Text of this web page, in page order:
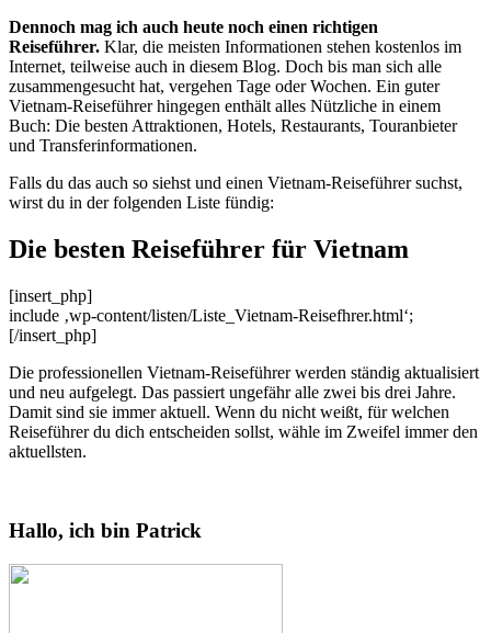
Dennoch mag ich auch heute noch einen richtigen
Reiseführer. Klar, die meisten Informationen stehen kostenlos im
Internet, teilweise auch in diesem Blog. Doch bis man sich alle
zusammengesucht hat, vergehen Tage oder Wochen. Ein guter
Vietnam-Reiseführer hingegen enthält alles Nützliche in einem
Buch: Die besten Attraktionen, Hotels, Restaurants, Touranbieter
und Transferinformationen.
Falls du das auch so siehst und einen Vietnam-Reiseführer suchst,
wirst du in der folgenden Liste fündig:
Die besten Reiseführer für Vietnam
[insert_php]
include ‚wp-content/listen/Liste_Vietnam-Reisefhrer.html‘;
[/insert_php]
Die professionellen Vietnam-Reiseführer werden ständig aktualisiert
und neu aufgelegt. Das passiert ungefähr alle zwei bis drei Jahre.
Damit sind sie immer aktuell. Wenn du nicht weißt, für welchen
Reiseführer du dich entscheiden sollst, wähle im Zweifel immer den
aktuellsten.
Hallo, ich bin Patrick